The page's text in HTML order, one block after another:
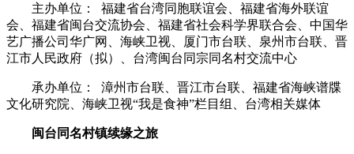
主办单位： 福建省台湾同胞联谊会、福建省海外联谊
会、福建省闽台交流协会、福建省社会科学界联合会、中国华
艺广播公司华广网、海峡卫视、厦门市台联、泉州市台联、晋
江市人民政府（拟）、台湾闽台同宗同名村交流中心
承办单位： 漳州市台联、晋江市台联、福建省海峡谱牒
文化研究院、海峡卫视“我是食神”栏目组、台湾相关媒体
闽台同名村镇续缘之旅